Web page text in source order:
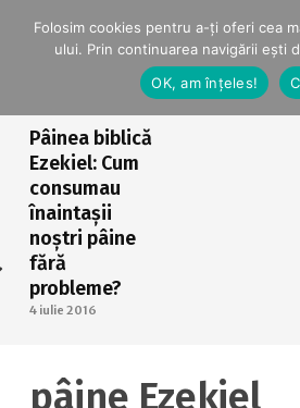
Pâinea biblică
Ezekiel: Cum
consumau
înaintașii
noștri pâine
fără
probleme?
4 iulie 2016
pâine Ezekiel
Folosim cookies pentru a-ți oferi cea
ului. Prin continuarea navigării ești
OK, am înțeles!